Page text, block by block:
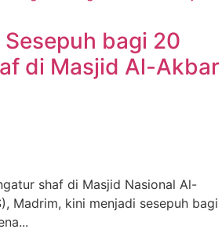
bagi 20
di Masjid Al-Akbar
shaf di Masjid Nasional Al-
Madrim, kini menjadi sesepuh bagi